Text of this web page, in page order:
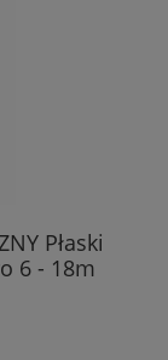
Płaski
6 - 18m